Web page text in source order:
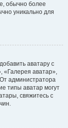
обычно более
уникально для
аватару с
«Галерея аватар»,
администратора
типы аватар могут
свяжитесь с